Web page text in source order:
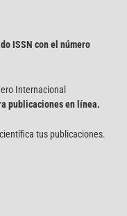
ISSN con el número
Internacional
publicaciones en línea.
tus publicaciones.